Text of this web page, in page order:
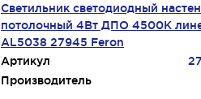
Светильник светодиодный
потолочный 4Вт ДПО 4500К
AL5038 27945 Feron
Артикул
Производитель